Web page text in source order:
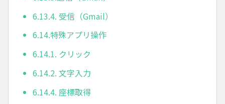
6.13.4. 受信（Gmail）
6.14.特殊アプリ操作
6.14.1. クリック
6.14.2. 文字入力
6.14.4. 座標取得